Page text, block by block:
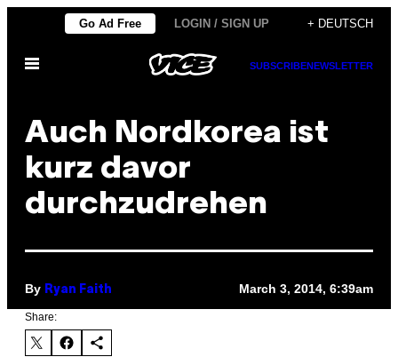
content
Go Ad Free LOGIN / SIGN UP + DEUTSCH
Open
SUBSCRIBENEWSLETTER
Auch Nordkorea ist
kurz davor
durchzudrehen
By Ryan Faith March 3, 2014, 6:39am
Share: